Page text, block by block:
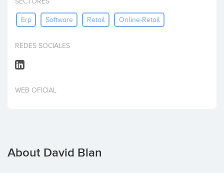
Erp Software Retail Online-Retail
REDES SOCIALES
WEB OFICIAL
About David Blan